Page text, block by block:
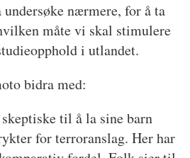
nærmere, for å ta
måte vi skal stimulere
i utlandet.
bidra med:
til å la sine barn
for terroranslag. Her har